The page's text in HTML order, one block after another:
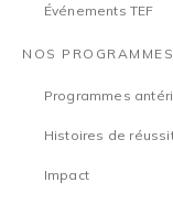
Événements TEF
NOS PROGRAMMES
Programmes
Histoires de
Impact